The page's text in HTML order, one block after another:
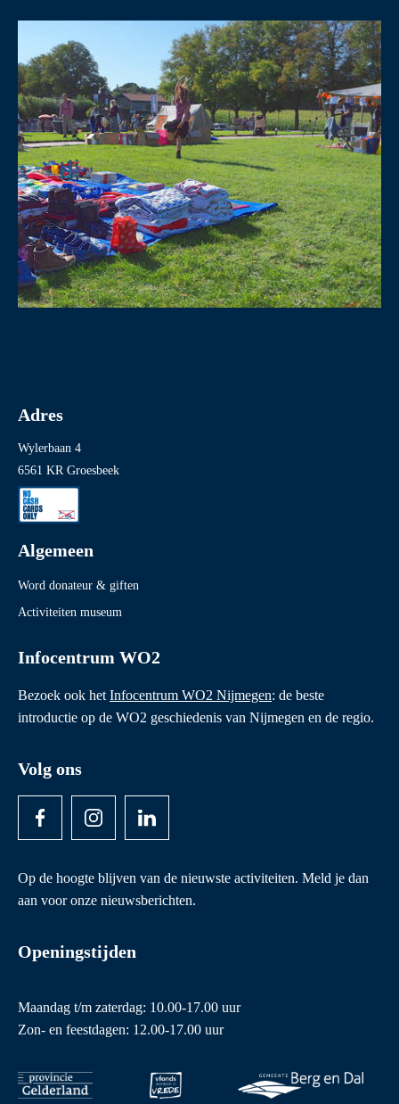
Adres
Wylerbaan 4
6561 KR Groesbeek
Algemeen
Word donateur & giften
Activiteiten museum
Infocentrum WO2
Bezoek ook het Infocentrum WO2 Nijmegen: de beste
introductie op de WO2 geschiedenis van Nijmegen en de regio.
Volg ons
Op de hoogte blijven van de nieuwste activiteiten. Meld je dan
aan voor onze nieuwsberichten.
Openingstijden
Maandag t/m zaterdag: 10.00-17.00 uur
Zon- en feestdagen: 12.00-17.00 uur